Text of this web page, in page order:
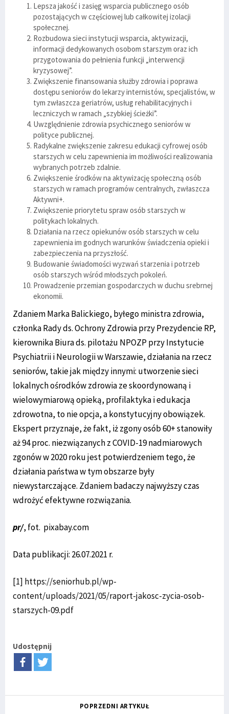
Lepsza jakość i zasięg wsparcia publicznego osób
pozostających w częściowej lub całkowitej izolacji
społecznej.
Rozbudowa sieci instytucji wsparcia, aktywizacji,
informacji dedykowanych osobom starszym oraz ich
przygotowania do pełnienia funkcji „interwencji
kryzysowej”.
Zwiększenie finansowania służby zdrowia i poprawa
dostępu seniorów do lekarzy internistów, specjalistów, w
tym zwłaszcza geriatrów, usług rehabilitacyjnych i
leczniczych w ramach „szybkiej ścieżki”.
Uwzględnienie zdrowia psychicznego seniorów w
polityce publicznej.
Radykalne zwiększenie zakresu edukacji cyfrowej osób
starszych w celu zapewnienia im możliwości realizowania
wybranych potrzeb zdalnie.
Zwiększenie środków na aktywizację społeczną osób
starszych w ramach programów centralnych, zwłaszcza
Aktywni+.
Zwiększenie priorytetu spraw osób starszych w
politykach lokalnych.
Działania na rzecz opiekunów osób starszych w celu
zapewnienia im godnych warunków świadczenia opieki i
zabezpieczenia na przyszłość.
Budowanie świadomości wyzwań starzenia i potrzeb
osób starszych wśród młodszych pokoleń.
Prowadzenie przemian gospodarczych w duchu srebrnej
ekonomii.
Zdaniem Marka Balickiego, byłego ministra zdrowia,
członka Rady ds. Ochrony Zdrowia przy Prezydencie RP,
kierownika Biura ds. pilotażu NPOZP przy Instytucie
Psychiatrii i Neurologii w Warszawie, działania na rzecz
seniorów, takie jak między innymi: utworzenie sieci
lokalnych ośrodków zdrowia ze skoordynowaną i
wielowymiarową opieką, profilaktyka i edukacja
zdrowotna, to nie opcja, a konstytucyjny obowiązek.
Ekspert przyznaje, że fakt, iż zgony osób 60+ stanowiły
aż 94 proc. niezwiązanych z COVID-19 nadmiarowych
zgonów w 2020 roku jest potwierdzeniem tego, że
działania państwa w tym obszarze były
niewystarczające. Zdaniem badaczy najwyższy czas
wdrożyć efektywne rozwiązania.
pr/, fot. pixabay.com
Data publikacji: 26.07.2021 r.
[1] https://seniorhub.pl/wp-
content/uploads/2021/05/raport-jakosc-zycia-osob-
starszych-09.pdf
Udostępnij
POPRZEDNI ARTYKUŁ